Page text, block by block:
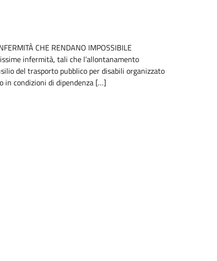
CHE RENDANO IMPOSSIBILE
infermità, tali che l’allontanamento
del trasporto pubblico per disabili organizzato
condizioni di dipendenza […]